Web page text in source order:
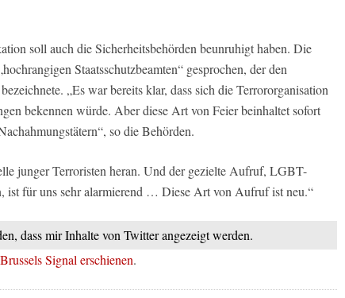
soll auch die Sicherheitsbehörden beunruhigt haben. Die
Staatsschutzbeamten“ gesprochen, der den
„Es war bereits klar, dass sich die Terrororganisation
bekennen würde. Aber diese Art von Feier beinhaltet sofort
so die Behörden.
junger Terroristen heran. Und der gezielte Aufruf, LGBT-
ist für uns sehr alarmierend … Diese Art von Aufruf ist neu.“
dass mir Inhalte von Twitter angezeigt werden.
Signal erschienen.